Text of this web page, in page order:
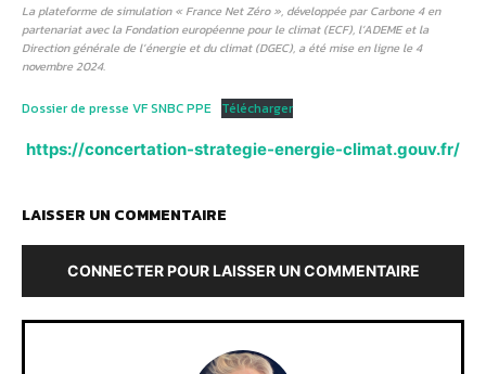
La plateforme de simulation « France Net Zéro », développée par Carbone 4 en
partenariat avec la Fondation européenne pour le climat (ECF), l’ADEME et la
Direction générale de l’énergie et du climat (DGEC), a été mise en ligne le 4
novembre 2024.
Dossier de presse VF SNBC PPE Télécharger
https://concertation-strategie-energie-climat.gouv.fr/
LAISSER UN COMMENTAIRE
CONNECTER POUR LAISSER UN COMMENTAIRE